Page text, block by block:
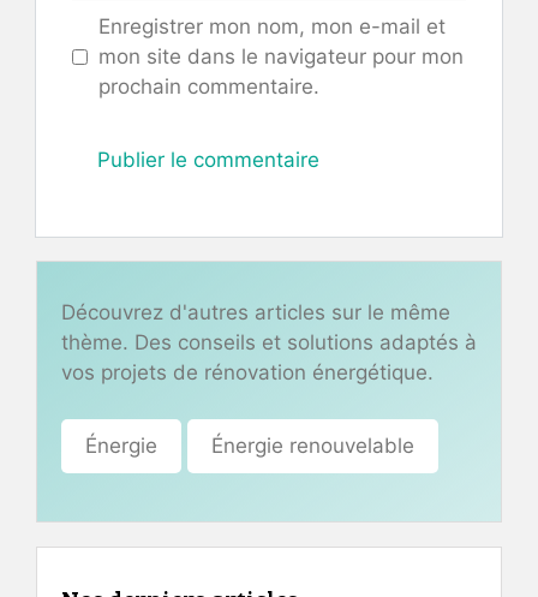
Enregistrer mon nom, mon e-mail et
mon site dans le navigateur pour mon
prochain commentaire.
Découvrez d'autres articles sur le même
thème. Des conseils et solutions adaptés à
vos projets de rénovation énergétique.
Énergie Énergie renouvelable